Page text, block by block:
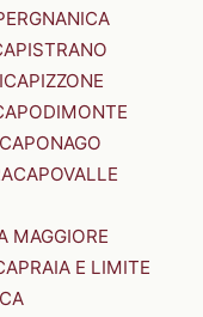
CAPIZZONE
CAPONAGO
CAPOVALLE
MAGGIORE
E LIMITE